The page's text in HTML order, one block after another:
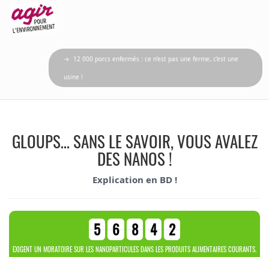
→ 12 000 porcs enfermés : ce n’est pas une ferme, c’est une
usine !
GLOUPS… SANS LE SAVOIR, VOUS AVALEZ
DES NANOS !
Explication en BD !
5 6 8 4 2
EXIGENT UN MORATOIRE SUR LES NANOPARTICULES DANS LES PRODUITS ALIMENTAIRES COURANTS.